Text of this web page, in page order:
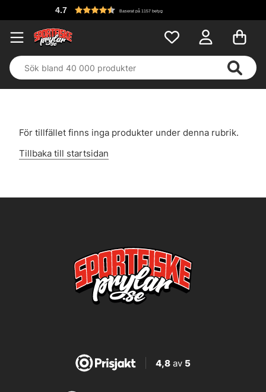
4.7 Baserat på 1157 betyg
För tillfället finns inga produkter under denna rubrik.
Tillbaka till startsidan
4,8av 5